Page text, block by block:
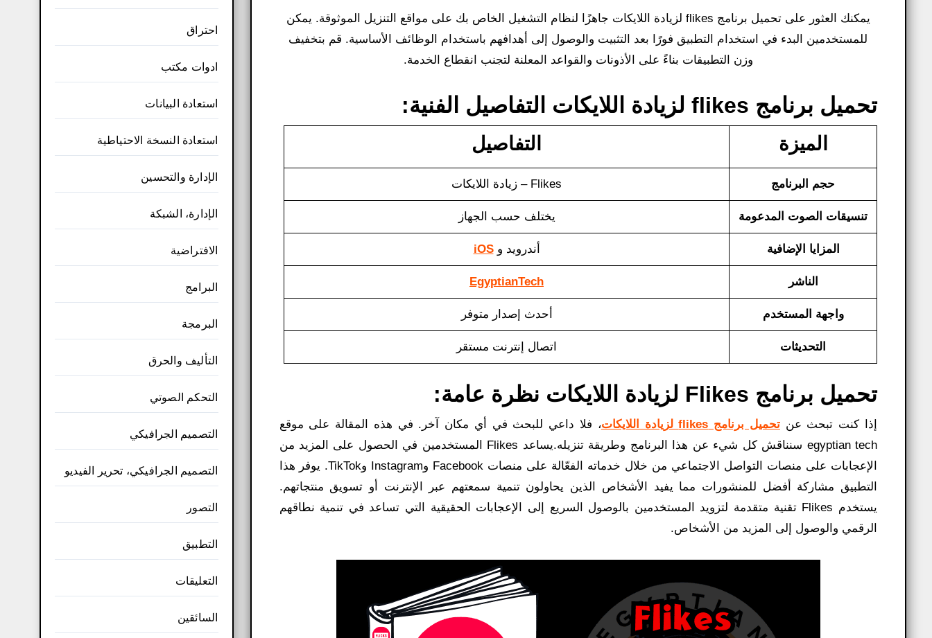
يمكنك العثور على تحميل برنامج flikes لزيادة اللايكات​ جاهزًا لنظام التشغيل الخاص بك على مواقع التنزيل الموثوقة. يمكن
للمستخدمين البدء في استخدام التطبيق فورًا بعد التثبيت والوصول إلى أهدافهم باستخدام الوظائف الأساسية. قم بتخفيف
وزن التطبيقات بناءً على الأذونات والقواعد المعلنة لتجنب انقطاع الخدمة.
تحميل برنامج flikes لزيادة اللايكات​ التفاصيل الفنية:
الميزة التفاصيل
حجم البرنامج Flikes – زيادة اللايكات
تنسيقات الصوت المدعومة يختلف حسب الجهاز
المزايا الإضافية أندرويد وiOS
الناشر EgyptianTech
واجهة المستخدم أحدث إصدار متوفر
التحديثات اتصال إنترنت مستقر
تحميل برنامج Flikes لزيادة اللايكات​ نظرة عامة:
إذا كنت تبحث عنتحميل برنامج flikes لزيادة اللايكات​
، فلا داعي للبحث في أي مكان آخر. في هذه المقالة على موقع
egyptian tech سنناقش كل شيء عن هذا البرنامج وطريقة تنزيله.يساعد Flikes المستخدمين في الحصول على المزيد من
الإعجابات على منصات التواصل الاجتماعي من خلال خدماته الفعّالة على منصات Facebook وInstagram وTikTok. يوفر هذا
التطبيق مشاركة أفضل للمنشورات مما يفيد الأشخاص الذين يحاولون تنمية سمعتهم عبر الإنترنت أو تسويق منتجاتهم.
يستخدم Flikes تقنية متقدمة لتزويد المستخدمين بالوصول السريع إلى الإعجابات الحقيقية التي تساعد في تنمية نطاقهم
الرقمي والوصول إلى المزيد من الأشخاص.
احتراق
ادوات مكتب
استعادة البيانات
استعادة النسخة الاحتياطية
الإدارة والتحسين
الإدارة، الشبكة
الافتراضية
البرامج
البرمجة
التأليف والحرق
التحكم الصوتي
التصميم الجرافيكي
التصميم الجرافيكي، تحرير الفيديو
التصور
التطبيق
التعليقات
السائقين